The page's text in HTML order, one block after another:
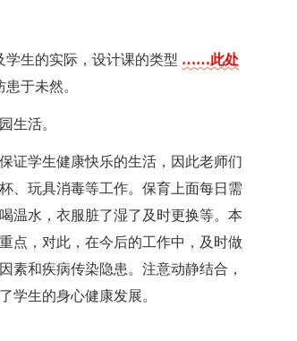
生的实际，设计课的类型 ……此处
于未然。
生活。
证学生健康快乐的生活，因此老师们
、玩具消毒等工作。保育上面每日需
温水，衣服脏了湿了及时更换等。本
点，对此，在今后的工作中，及时做
素和疾病传染隐患。注意动静结合，
学生的身心健康发展。